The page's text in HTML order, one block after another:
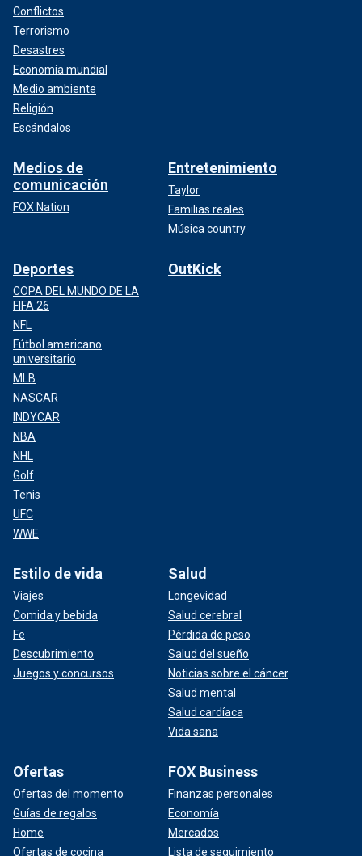
Conflictos
Terrorismo
Desastres
Economía mundial
Medio ambiente
Religión
Escándalos
Medios de
comunicación
FOX Nation
Entretenimiento
Taylor
Familias reales
Música country
Deportes
COPA DEL MUNDO DE LA
FIFA 26
NFL
Fútbol americano
universitario
MLB
NASCAR
INDYCAR
NBA
NHL
Golf
Tenis
UFC
WWE
OutKick
Estilo de vida
Viajes
Comida y bebida
Fe
Descubrimiento
Juegos y concursos
Salud
Longevidad
Salud cerebral
Pérdida de peso
Salud del sueño
Noticias sobre el cáncer
Salud mental
Salud cardíaca
Vida sana
Ofertas
Ofertas del momento
Guías de regalos
Home
Ofertas de cocina
FOX Business
Finanzas personales
Economía
Mercados
Lista de seguimiento